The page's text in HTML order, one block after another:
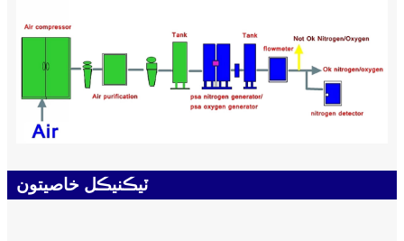
ٽيڪنيڪل خاصيتون